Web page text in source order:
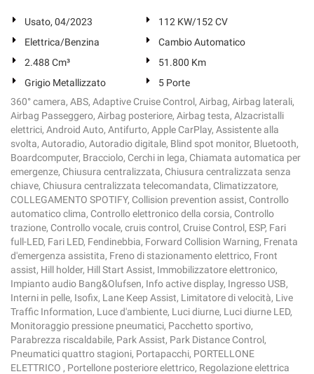
Usato, 04/2023
112 KW/152 CV
Elettrica/Benzina
Cambio Automatico
2.488 Cm³
51.800 Km
Grigio Metallizzato
5 Porte
360° camera, ABS, Adaptive Cruise Control, Airbag, Airbag laterali,
Airbag Passeggero, Airbag posteriore, Airbag testa, Alzacristalli
elettrici, Android Auto, Antifurto, Apple CarPlay, Assistente alla
svolta, Autoradio, Autoradio digitale, Blind spot monitor, Bluetooth,
Boardcomputer, Bracciolo, Cerchi in lega, Chiamata automatica per
emergenze, Chiusura centralizzata, Chiusura centralizzata senza
chiave, Chiusura centralizzata telecomandata, Climatizzatore,
COLLEGAMENTO SPOTIFY, Collision prevention assist, Controllo
automatico clima, Controllo elettronico della corsia, Controllo
trazione, Controllo vocale, cruis control, Cruise Control, ESP, Fari
full-LED, Fari LED, Fendinebbia, Forward Collision Warning, Frenata
d'emergenza assistita, Freno di stazionamento elettrico, Front
assist, Hill holder, Hill Start Assist, Immobilizzatore elettronico,
Impianto audio Bang&Olufsen, Info active display, Ingresso USB,
Interni in pelle, Isofix, Lane Keep Assist, Limitatore di velocità, Live
Traffic Information, Luce d'ambiente, Luci diurne, Luci diurne LED,
Monitoraggio pressione pneumatici, Pacchetto sportivo,
Parabrezza riscaldabile, Park Assist, Park Distance Control,
Pneumatici quattro stagioni, Portapacchi, PORTELLONE
ELETTRICO , Portellone posteriore elettrico, Regolazione elettrica